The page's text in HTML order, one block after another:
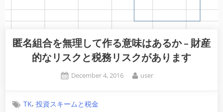
匿名組合を無理して作る意味はあるか – 財産
的なリスクと税務リスクがあります
Posted
December 4, 2016 By
user
TK,投資スキームと税金